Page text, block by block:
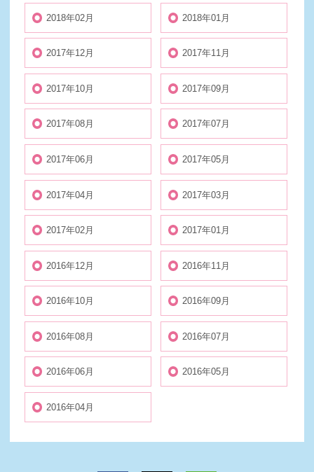
2018年02月 2018年01月
2017年12月 2017年11月
2017年10月 2017年09月
2017年08月 2017年07月
2017年06月 2017年05月
2017年04月 2017年03月
2017年02月 2017年01月
2016年12月 2016年11月
2016年10月 2016年09月
2016年08月 2016年07月
2016年06月 2016年05月
2016年04月